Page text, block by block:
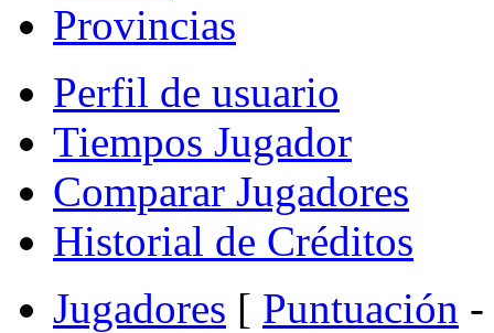
Provincias
Perfil de usuario
Tiempos Jugador
Comparar Jugadores
Historial de Créditos
Jugadores [ Puntuación -